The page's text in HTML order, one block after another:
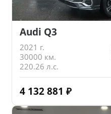
Audi Q3
2021 г.
30000 км.
220.26 л.с.
4 132 881 ₽